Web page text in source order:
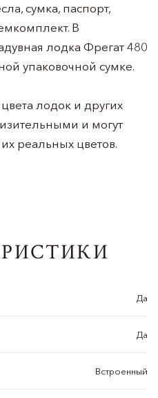
сумка, паспорт,
В
лодка Фрегат 480
упаковочной сумке.
лодок и других
и могут
реальных цветов.
Да
Да
Встроенный